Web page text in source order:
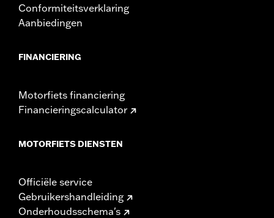
Conformiteitsverklaring
Aanbiedingen
FINANCIERING
Motorfiets financiering
Financieringscalculator
MOTORFIETS DIENSTEN
Officiële service
Gebruikershandleiding
Onderhoudsschema's